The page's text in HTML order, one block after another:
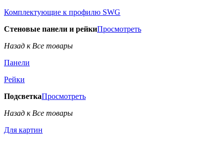
Комплектующие к профилю SWG
Стеновые панели и рейкиПросмотреть
Назад к Все товары
Панели
Рейки
ПодсветкаПросмотреть
Назад к Все товары
Для картин